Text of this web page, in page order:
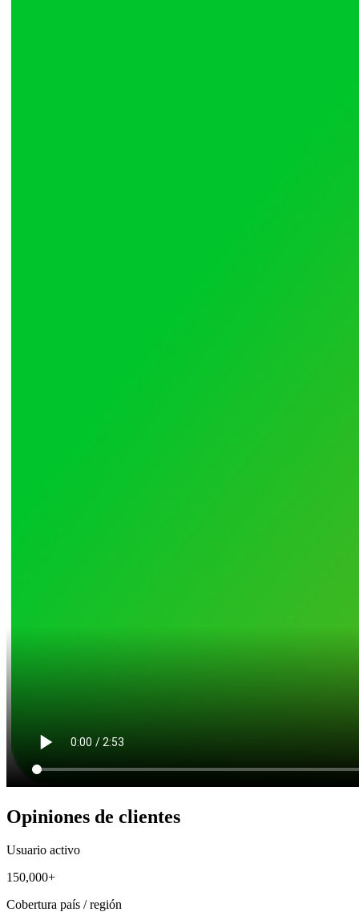
Opiniones de clientes
Usuario activo
150,000+
Cobertura país / región